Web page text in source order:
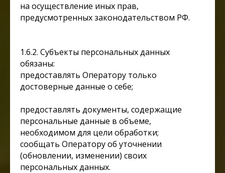
на осуществление иных прав,
предусмотренных законодательством РФ.
1.6.2. Субъекты персональных данных
обязаны:
предоставлять Оператору только
достоверные данные о себе;
предоставлять документы, содержащие
персональные данные в объеме,
необходимом для цели обработки;
сообщать Оператору об уточнении
(обновлении, изменении) своих
персональных данных.